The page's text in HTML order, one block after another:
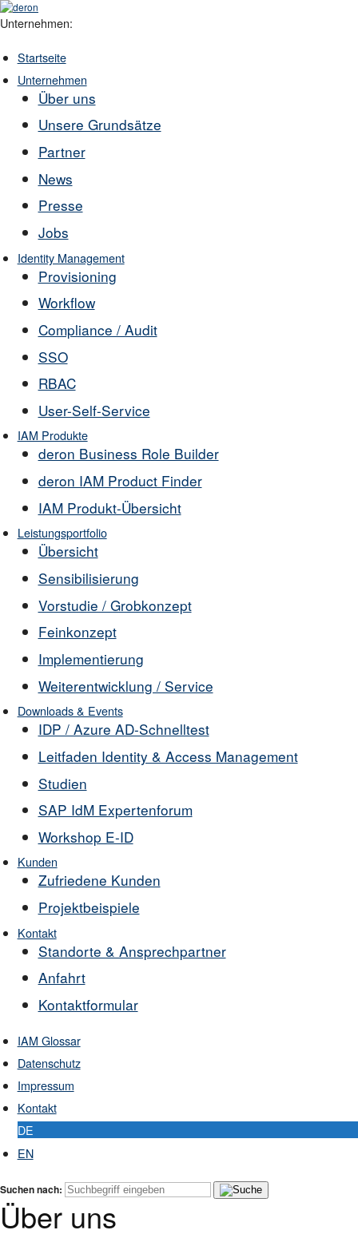
Unternehmen:
Startseite
Unternehmen
Über uns
Unsere Grundsätze
Partner
News
Presse
Jobs
Identity Management
Provisioning
Workflow
Compliance / Audit
SSO
RBAC
User-Self-Service
IAM Produkte
deron Business Role Builder
deron IAM Product Finder
IAM Produkt-Übersicht
Leistungsportfolio
Übersicht
Sensibilisierung
Vorstudie / Grobkonzept
Feinkonzept
Implementierung
Weiterentwicklung / Service
Downloads & Events
IDP / Azure AD-Schnelltest
Leitfaden Identity & Access Management
Studien
SAP IdM Expertenforum
Workshop E-ID
Kunden
Zufriedene Kunden
Projektbeispiele
Kontakt
Standorte & Ansprechpartner
Anfahrt
Kontaktformular
IAM Glossar
Datenschutz
Impressum
Kontakt
DE
EN
Suchen nach:
Über uns